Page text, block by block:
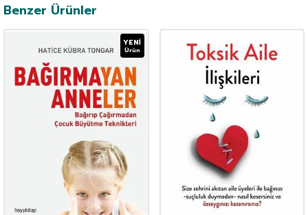
Benzer Ürünler
YENI
Ürün